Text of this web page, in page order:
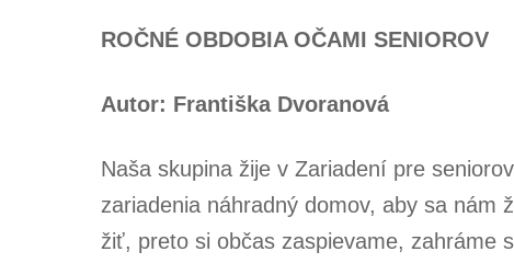
ROČNÉ OBDOBIA OČAMI SENIOROV
Autor: Františka Dvoranová
Naša skupina žije v Zariadení pre
zariadenia náhradný domov, aby sa nám
žiť, preto si občas zaspievame, zahráme